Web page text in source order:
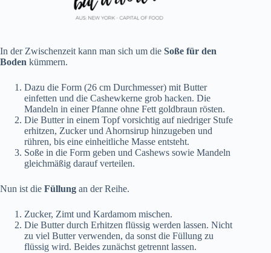
In der Zwischenzeit kann man sich um die Soße für den
Boden kümmern.
Dazu die Form (26 cm Durchmesser) mit Butter
einfetten und die Cashewkerne grob hacken. Die
Mandeln in einer Pfanne ohne Fett goldbraun rösten.
Die Butter in einem Topf vorsichtig auf niedriger Stufe
erhitzen, Zucker und Ahornsirup hinzugeben und
rühren, bis eine einheitliche Masse entsteht.
Soße in die Form geben und Cashews sowie Mandeln
gleichmäßig darauf verteilen.
Nun ist die Füllung an der Reihe.
Zucker, Zimt und Kardamom mischen.
Die Butter durch Erhitzen flüssig werden lassen. Nicht
zu viel Butter verwenden, da sonst die Füllung zu
flüssig wird. Beides zunächst getrennt lassen.